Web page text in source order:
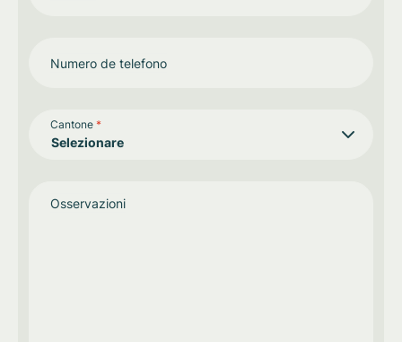
Numero de telefono
Cantone *
Osservazioni